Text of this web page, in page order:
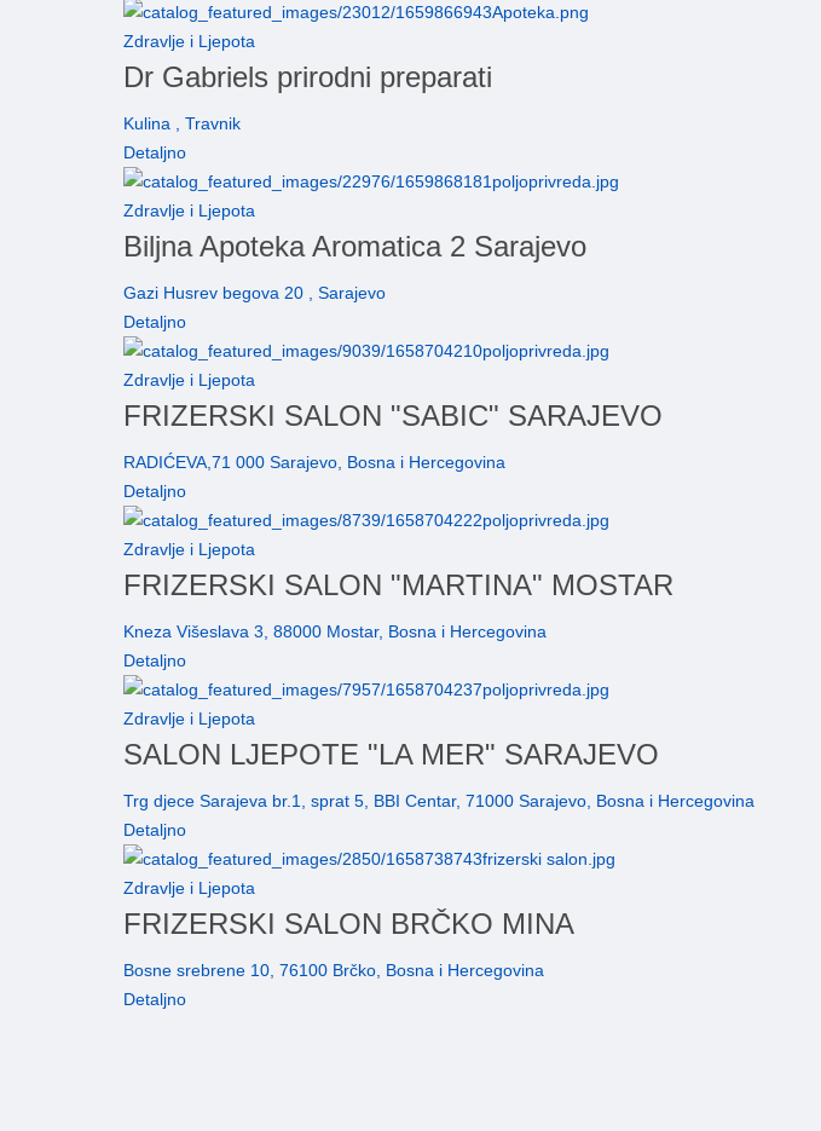
Zdravlje i Ljepota
Dr Gabriels prirodni preparati
Kulina , Travnik
Detaljno
Zdravlje i Ljepota
Biljna Apoteka Aromatica 2 Sarajevo
Gazi Husrev begova 20 , Sarajevo
Detaljno
Zdravlje i Ljepota
FRIZERSKI SALON "SABIC" SARAJEVO
RADIĆEVA,71 000 Sarajevo, Bosna i Hercegovina
Detaljno
Zdravlje i Ljepota
FRIZERSKI SALON "MARTINA" MOSTAR
Kneza Višeslava 3, 88000 Mostar, Bosna i Hercegovina
Detaljno
Zdravlje i Ljepota
SALON LJEPOTE "LA MER" SARAJEVO
Trg djece Sarajeva br.1, sprat 5, BBI Centar, 71000 Sarajevo, Bosna i Hercegovina
Detaljno
Zdravlje i Ljepota
FRIZERSKI SALON BRČKO MINA
Bosne srebrene 10, 76100 Brčko, Bosna i Hercegovina
Detaljno